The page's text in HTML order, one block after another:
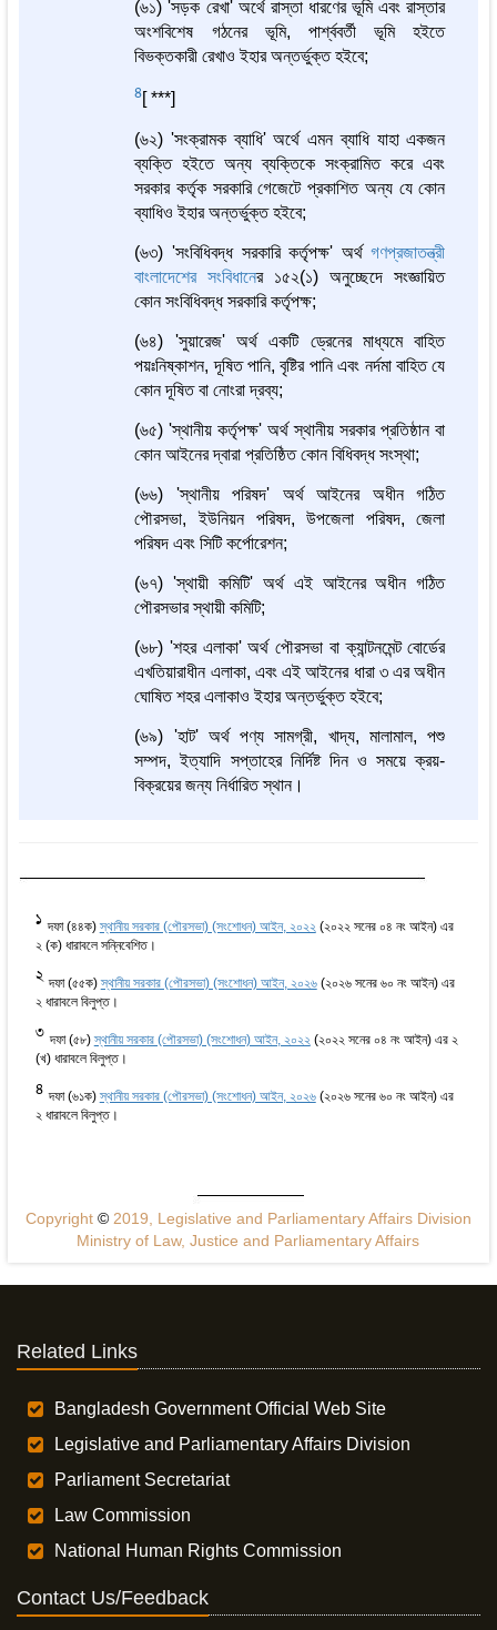
(৬১) 'সড়ক রেখা' অর্থে রাস্তা ধারণের ভূমি এবং রাস্তার
অংশবিশেষ গঠনের ভূমি, পার্শ্ববর্তী ভূমি হইতে
বিভক্তকারী রেখাও ইহার অন্তর্ভুক্ত হইবে;
4[ ***]
(৬২) 'সংক্রামক ব্যাধি' অর্থে এমন ব্যাধি যাহা একজন
ব্যক্তি হইতে অন্য ব্যক্তিকে সংক্রামিত করে এবং
সরকার কর্তৃক সরকারি গেজেটে প্রকাশিত অন্য যে কোন
ব্যাধিও ইহার অন্তর্ভুক্ত হইবে;
(৬৩) 'সংবিধিবদ্ধ সরকারি কর্তৃপক্ষ' অর্থগণপ্রজাতন্ত্রী
বাংলাদেশের সংবিধানের ১৫২(১) অনুচ্ছেদে সংজ্ঞায়িত
কোন সংবিধিবদ্ধ সরকারি কর্তৃপক্ষ;
(৬৪) 'সুয়ারেজ' অর্থ একটি ড্রেনের মাধ্যমে বাহিত
পয়ঃনিষ্কাশন, দূষিত পানি, বৃষ্টির পানি এবং নর্দমা বাহিত যে
কোন দূষিত বা নোংরা দ্রব্য;
(৬৫) 'স্থানীয় কর্তৃপক্ষ' অর্থ স্থানীয় সরকার প্রতিষ্ঠান বা
কোন আইনের দ্বারা প্রতিষ্ঠিত কোন বিধিবদ্ধ সংস্থা;
(৬৬) 'স্থানীয় পরিষদ' অর্থ আইনের অধীন গঠিত
পৌরসভা, ইউনিয়ন পরিষদ, উপজেলা পরিষদ, জেলা
পরিষদ এবং সিটি কর্পোরেশন;
(৬৭) 'স্থায়ী কমিটি' অর্থ এই আইনের অধীন গঠিত
পৌরসভার স্থায়ী কমিটি;
(৬৮) 'শহর এলাকা' অর্থ পৌরসভা বা ক্যান্টনমেন্ট বোর্ডের
এখতিয়ারাধীন এলাকা, এবং এই আইনের ধারা ৩ এর অধীন
ঘোষিত শহর এলাকাও ইহার অন্তর্ভুক্ত হইবে;
(৬৯) 'হাট' অর্থ পণ্য সামগ্রী, খাদ্য, মালামাল, পশু
সম্পদ, ইত্যাদি সপ্তাহের নির্দিষ্ট দিন ও সময়ে ক্রয়-
বিক্রয়ের জন্য নির্ধারিত স্থান।
1 দফা (৪৪ক)স্থানীয় সরকার (পৌরসভা) (সংশোধন) আইন, ২০২২ (২০২২ সনের ০৪ নং আইন) এর
২ (ক) ধারাবলে সন্নিবেশিত।
2 দফা (৫৫ক)স্থানীয় সরকার (পৌরসভা) (সংশোধন) আইন, ২০২৬(২০২৬ সনের ৬০ নং আইন) এর
২ ধারাবলে বিলুপ্ত।
3 দফা (৫৮)স্থানীয় সরকার (পৌরসভা) (সংশোধন) আইন, ২০২২ (২০২২ সনের ০৪ নং আইন) এর ২
(খ) ধারাবলে বিলুপ্ত।
4 দফা (৬১ক)স্থানীয় সরকার (পৌরসভা) (সংশোধন) আইন, ২০২৬(২০২৬ সনের ৬০ নং আইন) এর
২ ধারাবলে বিলুপ্ত।
Copyright ©2019, Legislative and Parliamentary Affairs Division
Ministry of Law, Justice and Parliamentary Affairs
Related Links
Bangladesh Government Official Web Site
Legislative and Parliamentary Affairs Division
Parliament Secretariat
Law Commission
National Human Rights Commission
Contact Us/Feedback